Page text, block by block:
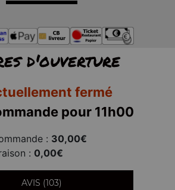
d'ouverture
fermé
pour 11h00
: 30,00€
: 0,00€
AVIS (103)